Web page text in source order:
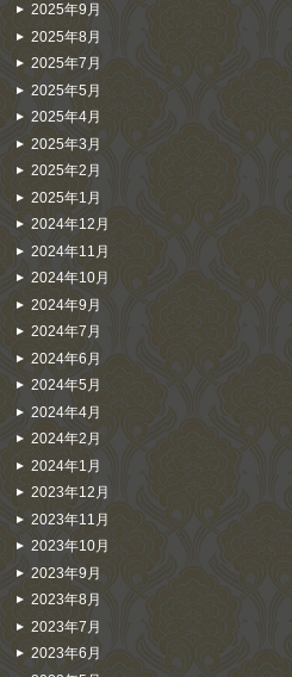
2025年9月
2025年8月
2025年7月
2025年5月
2025年4月
2025年3月
2025年2月
2025年1月
2024年12月
2024年11月
2024年10月
2024年9月
2024年7月
2024年6月
2024年5月
2024年4月
2024年2月
2024年1月
2023年12月
2023年11月
2023年10月
2023年9月
2023年8月
2023年7月
2023年6月